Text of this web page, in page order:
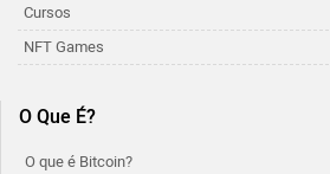
Cursos
NFT Games
O Que É?
O que é Bitcoin?